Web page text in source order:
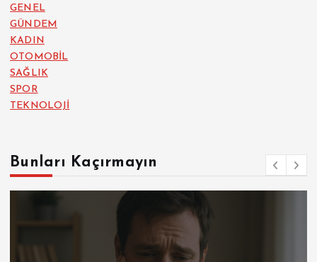
GENEL
GÜNDEM
KADIN
OTOMOBİL
SAĞLIK
SPOR
TEKNOLOJİ
Bunları Kaçırmayın